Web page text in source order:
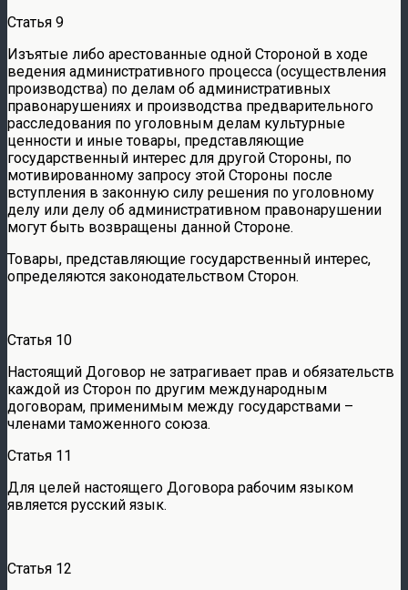
Статья 9
Изъятые либо арестованные одной Стороной в ходе
ведения административного процесса (осуществления
производства) по делам об административных
правонарушениях и производства предварительного
расследования по уголовным делам культурные
ценности и иные товары, представляющие
государственный интерес для другой Стороны, по
мотивированному запросу этой Стороны после
вступления в законную силу решения по уголовному
делу или делу об административном правонарушении
могут быть возвращены данной Стороне.
Товары, представляющие государственный интерес,
определяются законодательством Сторон.
Статья 10
Настоящий Договор не затрагивает прав и обязательств
каждой из Сторон по другим международным
договорам, применимым между государствами –
членами таможенного союза.
Статья 11
Для целей настоящего Договора рабочим языком
является русский язык.
Статья 12